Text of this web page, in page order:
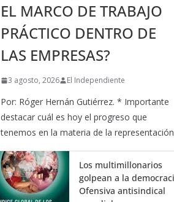
EL MARCO DE TRABAJO
PRÁCTICO DENTRO DE
LAS EMPRESAS?
3 agosto, 2026 El Independiente
Por: Róger Hernán Gutiérrez. * Importante
destacar cuál es hoy el progreso que
tenemos en la materia de la representación
Los multimillonarios
golpean a la
Ofensiva antisindical